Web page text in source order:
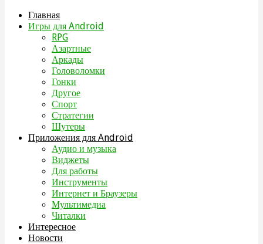
Главная
Игры для Android
RPG
Азартные
Аркады
Головоломки
Гонки
Другое
Спорт
Стратегии
Шутеры
Приложения для Android
Аудио и музыка
Виджеты
Для работы
Инструменты
Интернет и Браузеры
Мультимедиа
Читалки
Интересное
Новости